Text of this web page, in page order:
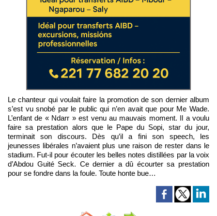
Le chanteur qui voulait faire la promotion de son dernier album
s’est vu snobé par le public qui n’en avait que pour Me Wade.
L’enfant de « Ndarr » est venu au mauvais moment. Il a voulu
faire sa prestation alors que le Pape du Sopi, star du jour,
terminait son discours. Dès qu’il a fini son speech, les
jeunesses libérales n’avaient plus une raison de rester dans le
stadium. Fut-il pour écouter les belles notes distillées par la voix
d’Abdou Guité Seck. Ce dernier a dû écourter sa prestation
pour se fondre dans la foule. Toute honte bue…